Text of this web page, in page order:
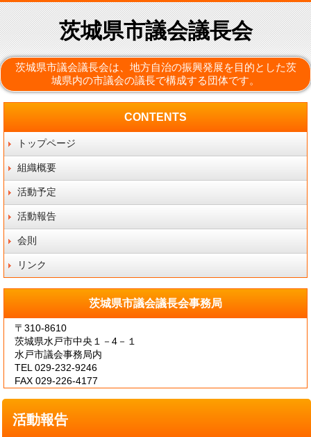
茨城県市議会議長会
茨城県市議会議長会は、地方自治の振興発展を目的とした茨
城県内の市議会の議長で構成する団体です。
CONTENTS
トップページ
組織概要
活動予定
活動報告
会則
リンク
茨城県市議会議長会事務局
〒310-8610
茨城県水戸市中央１－4－１
水戸市議会事務局内
TEL 029-232-9246
FAX 029-226-4177
活動報告